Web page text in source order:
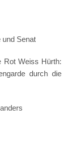
und Senat
Rot Weiss Hürth:
durch die